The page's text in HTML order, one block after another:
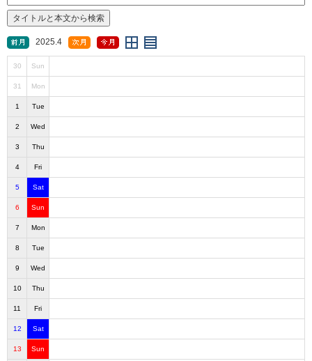
2025.4
30 Sun
31 Mon
1 Tue
2 Wed
3 Thu
4 Fri
5 Sat
6 Sun
7 Mon
8 Tue
9 Wed
10 Thu
11 Fri
12 Sat
13 Sun